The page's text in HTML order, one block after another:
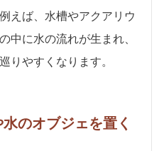
えば、水槽やアクアリウ
中に水の流れが生まれ、
りやすくなります。
のオブジェを置く